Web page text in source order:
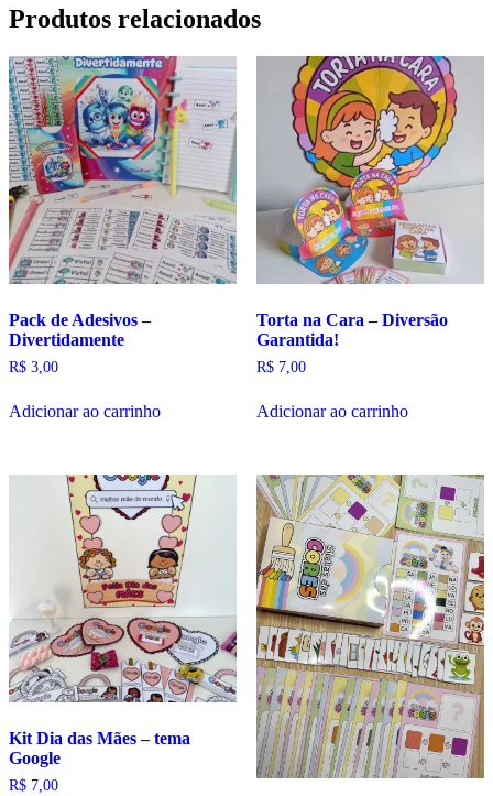
Mascotes
Copa
2026!
quantidade
Produtos relacionados
Pack de Adesivos –
Divertidamente
R$ 3,00
Adicionar ao carrinho
Torta na Cara – Diversão
Garantida!
R$7,00
Adicionar ao carrinho
Kit Dia das Mães – tema
Google
R$ 7,00